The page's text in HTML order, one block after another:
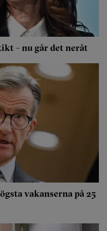
– nu går det neråt
vakanserna på 25